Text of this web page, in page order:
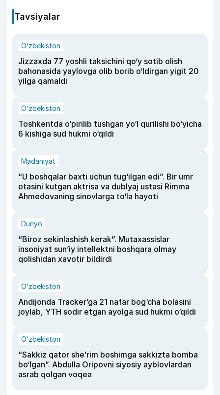
Tavsiyalar
O‘zbekiston
Jizzaxda 77 yoshli taksichini qo‘y sotib olish
bahonasida yaylovga olib borib o‘ldirgan yigit 20
yilga qamaldi
O‘zbekiston
Toshkentda o‘pirilib tushgan yo‘l qurilishi bo‘yicha
6 kishiga sud hukmi o‘qildi
Madaniyat
“U boshqalar baxti uchun tug‘ilgan edi”. Bir umr
otasini kutgan aktrisa va dublyaj ustasi Rimma
Ahmedovaning sinovlarga to‘la hayoti
Dunyo
“Biroz sekinlashish kerak”. Mutaxassislar
insoniyat sun’iy intellektni boshqara olmay
qolishidan xavotir bildirdi
O‘zbekiston
Andijonda Tracker’ga 21 nafar bog‘cha bolasini
joylab, YTH sodir etgan ayolga sud hukmi o‘qildi
O‘zbekiston
“Sakkiz qator she’rim boshimga sakkizta bomba
bo‘lgan”. Abdulla Oripovni siyosiy ayblovlardan
asrab qolgan voqea